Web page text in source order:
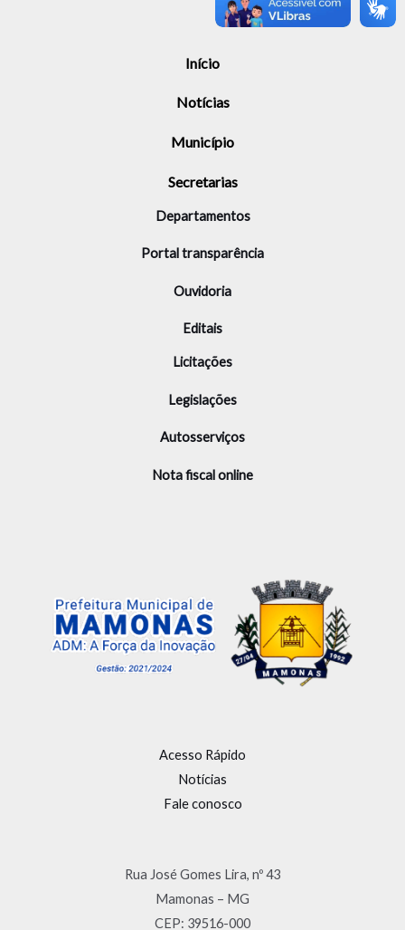
Início
Notícias
Município
Secretarias
Departamentos
Portal transparência
Ouvidoria
Editais
Licitações
Legislações
Autosserviços
Nota fiscal online
Acesso Rápido
Notícias
Fale conosco
Rua José Gomes Lira, nº 43
Mamonas – MG
CEP: 39516-000